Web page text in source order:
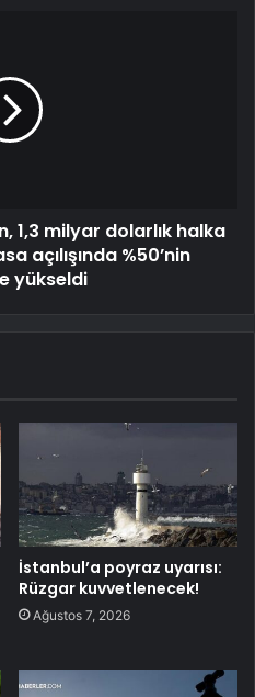
1,3 milyar dolarlık halka
açılışında %50’nin
yükseldi
İstanbul’a poyraz uyarısı:
Rüzgar kuvvetlenecek!
Ağustos 7, 2026